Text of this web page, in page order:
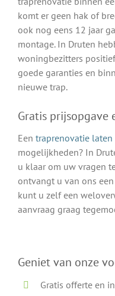
komt er geen hak of
ook nog eens 12 jaar
montage. In Druten
woningbezitters
goede garanties en
nieuwe trap.
Gratis prijsopgave
Een traprenovatie laten
mogelijkheden? In
u klaar om uw vragen
ontvangt u van ons
kunt u zelf een
aanvraag graag
Geniet van onze
Gratis offerte en